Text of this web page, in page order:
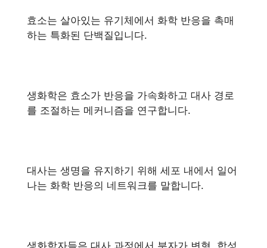
효소는 살아있는 유기체에서 화학 반응을 촉매
하는 특화된 단백질입니다.
생화학은 효소가 반응을 가속화하고 대사 경로
를 조절하는 메커니즘을 연구합니다.
대사는 생명을 유지하기 위해 세포 내에서 일어
나는 화학 반응의 네트워크를 말합니다.
생화학자들은 대사 과정에서 분자가 변형, 합성